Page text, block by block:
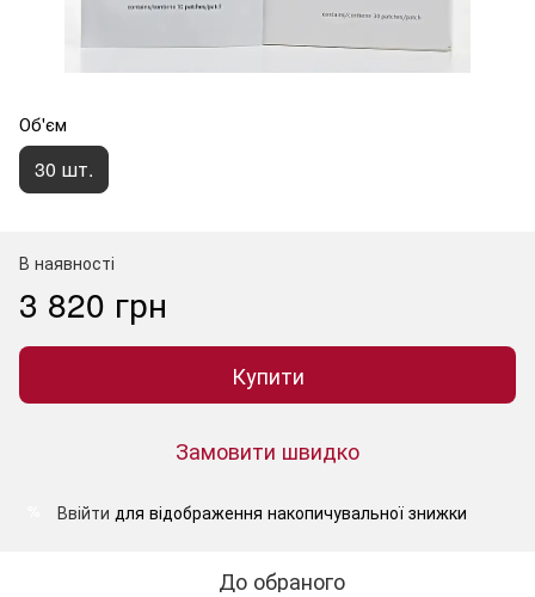
Об'єм
30 шт.
В наявності
3 820 грн
Купити
Замовити швидко
Ввійти для відображення накопичувальної знижки
До обраного